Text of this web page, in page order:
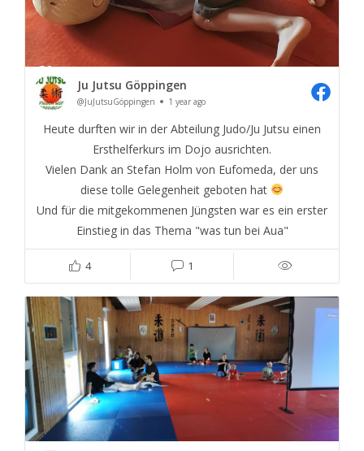
Ju Jutsu Göppingen
@JuJutsuGöppingen 1 year ago
Heute durften wir in der Abteilung Judo/Ju Jutsu einen
Ersthelferkurs im Dojo ausrichten.
Vielen Dank an Stefan Holm von Eufomeda, der uns
diese tolle Gelegenheit geboten hat
Und für die mitgekommenen Jüngsten war es ein erster
Einstieg in das Thema "was tun bei Aua"
4 1